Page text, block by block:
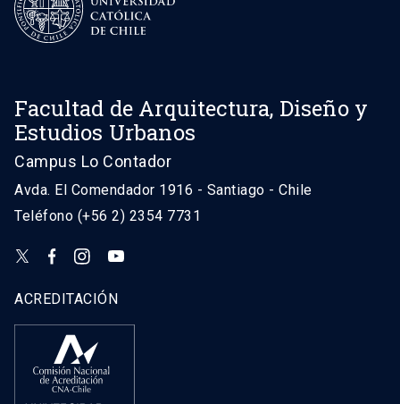
Facultad de Arquitectura, Diseño y
Estudios Urbanos
Campus Lo Contador
Avda. El Comendador 1916 - Santiago - Chile
Teléfono (+56 2) 2354 7731
ACREDITACIÓN